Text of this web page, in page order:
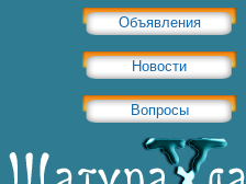
Объявления
Новости
Вопросы